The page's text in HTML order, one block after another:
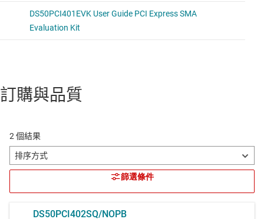
訂購與品質